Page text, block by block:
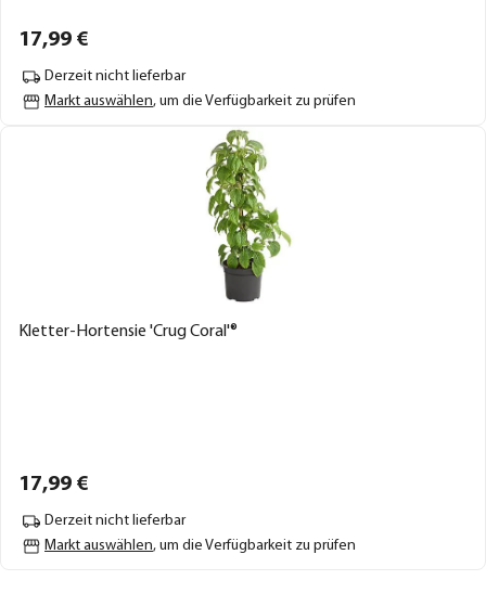
17,99 €
Derzeit nicht lieferbar
Markt auswählen, um die Verfügbarkeit zu prüfen
Kletter-Hortensie 'Crug Coral'®
17,99 €
Derzeit nicht lieferbar
Markt auswählen, um die Verfügbarkeit zu prüfen